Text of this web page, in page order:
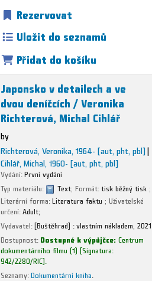
Rezervovat
Uložit do seznamů
Přidat do košíku
Japonsko v detailech a ve
dvou deníčcích /Veronika
Richterová, Michal Cihlář
by
Richterová, Veronika, 1964-[aut, pht, pbl]
Cihlář, Michal, 1960-[aut, pht, pbl]
Vydání:První vydání
Typ materiálu:
Text; Formát:tisk běžný tisk ;
Literární forma:Literatura faktu ; Uživatelské
určení:Adult;
Vydavatel:[Buštěhrad] :vlastním nákladem, 2021
Dostupnost:Dostupné k výpůjčce:Centrum
dokumentárního filmu (1) Signatura:
942/2280/RIC
Seznamy:Dokumentární kniha